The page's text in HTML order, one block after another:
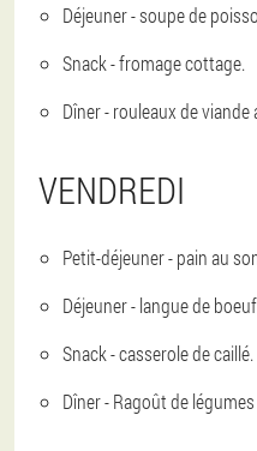
Déjeuner - soupe de
Snack - fromage cottage.
Dîner - rouleaux de
VENDREDI
Petit-déjeuner - pain au
Déjeuner - langue de
Snack - casserole de caillé.
Dîner - Ragoût de